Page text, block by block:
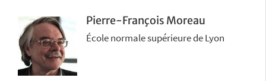
Pierre-François Moreau
École normale supérieure de Lyon